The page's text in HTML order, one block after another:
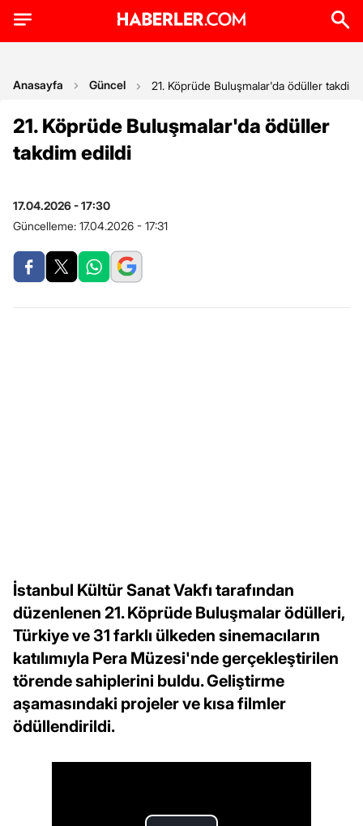
Anasayfa Güncel 21. Köprüde Buluşmalar'da ödüller takdim
21. Köprüde Buluşmalar'da ödüller
takdim edildi
17.04.2026 - 17:30
Güncelleme: 17.04.2026 - 17:31
İstanbul Kültür Sanat Vakfı tarafından
düzenlenen 21. Köprüde Buluşmalar ödülleri,
Türkiye ve 31 farklı ülkeden sinemacıların
katılımıyla Pera Müzesi'nde gerçekleştirilen
törende sahiplerini buldu. Geliştirme
aşamasındaki projeler ve kısa filmler
ödüllendirildi.